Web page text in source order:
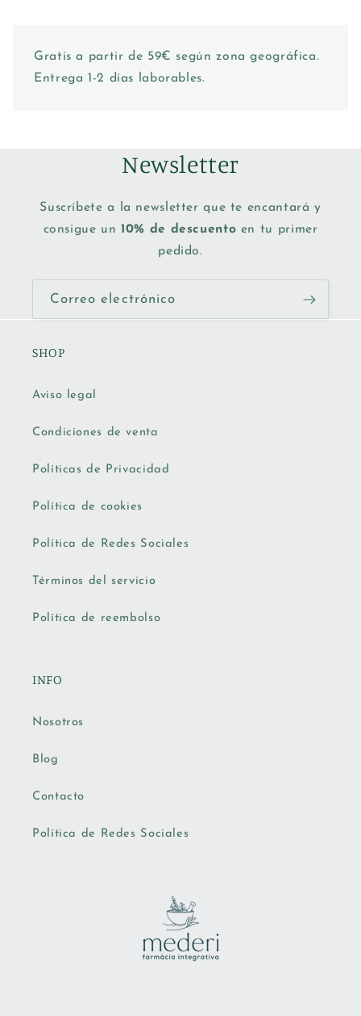
Gratis a partir de 59€ según zona geográfica.
Entrega 1-2 días laborables.
Newsletter
Suscríbete a la newsletter que te encantará y
consigue un10% de descuento en tu primer
pedido.
Correo electrónico
SHOP
Aviso legal
Condiciones de venta
Políticas de Privacidad
Política de cookies
Política de Redes Sociales
Términos del servicio
Política de reembolso
INFO
Nosotros
Blog
Contacto
Política de Redes Sociales